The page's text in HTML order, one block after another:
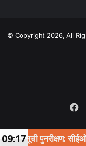
© Copyright 2026, All
सीईओ, मंत्री-
09:17